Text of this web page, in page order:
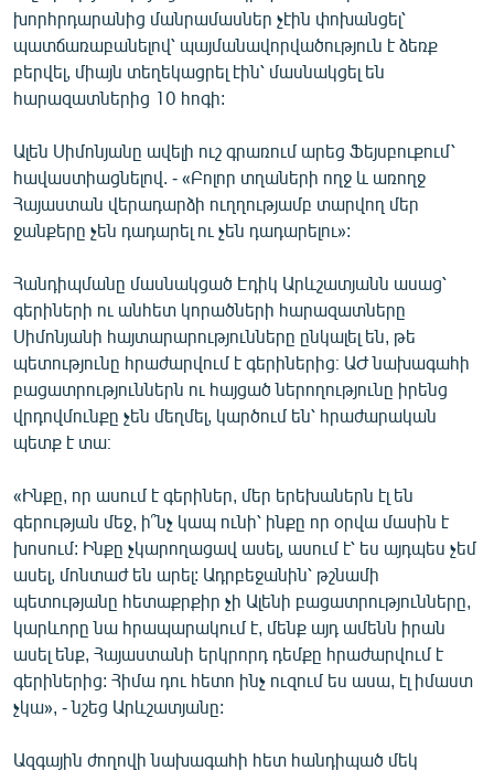
խորհրդարանից մանրամասներ չէին փոխանցել՝
պատճառաբանելով՝ պայմանավորվածություն է ձեռք
բերվել, միայն տեղեկացրել էին՝ մասնակցել են
հարազատներից 10 հոգի:
Ալեն Սիմոնյանը ավելի ուշ գրառում արեց Ֆեյսբուքում՝
հավաստիացնելով. - «Բոլոր տղաների ողջ և առողջ
Հայաստան վերադարձի ուղղությամբ տարվող մեր
ջանքերը չեն դադարել ու չեն դադարելու»:
Հանդիպմանը մասնակցած Էդիկ Արևշատյանն ասաց՝
գերիների ու անհետ կորածների հարազատները
Սիմոնյանի հայտարարությունները ընկալել են, թե
պետությունը հրաժարվում է գերիներից։ ԱԺ նախագահի
բացատրություններն ու հայցած ներողությունը իրենց
վրդովմունքը չեն մեղմել, կարծում են՝ հրաժարական
պետք է տա։
«Ինքը, որ ասում է գերիներ, մեր երեխաներն էլ են
գերության մեջ, ի՞նչ կապ ունի՝ ինքը որ օրվա մասին է
խոսում: Ինքը չկարողացավ ասել, ասում է՝ ես այդպես չեմ
ասել, մոնտաժ են արել: Ադրբեջանին՝ թշնամի
պետությանը հետաքրքիր չի Ալենի բացատրությունները,
կարևորը նա հրապարակում է, մենք այդ ամենն իրան
ասել ենք, Հայաստանի երկրորդ դեմքը հրաժարվում է
գերիներից: Հիմա դու հետո ինչ ուզում ես ասա, էլ իմաստ
չկա», - նշեց Արևշատյանը:
Ազգային ժողովի նախագահի հետ հանդիպած մեկ